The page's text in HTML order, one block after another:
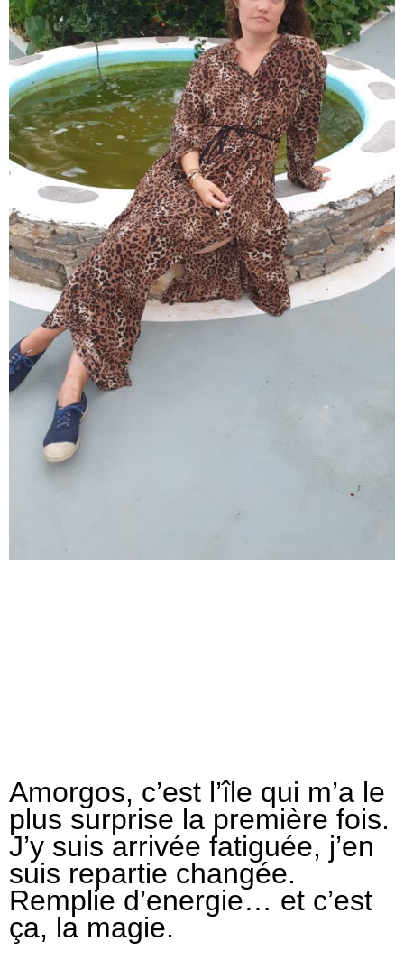
Amorgos, c’est l’île qui m’a le
plus surprise la première fois.
J’y suis arrivée fatiguée, j’en
suis repartie changée.
Remplie d’energie… et c’est
ça, la magie.